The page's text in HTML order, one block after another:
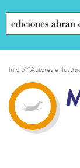
Inicio/ Autores e